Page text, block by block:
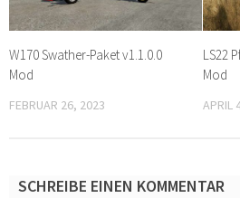
W170 Swather-Paket v1.1.0.0
Mod
FEBRUAR 26, 2023
LS22
Mod
APRIL
SCHREIBE EINEN KOMMENTAR